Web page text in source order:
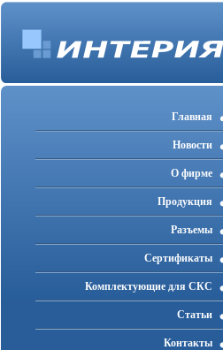
Главная
Новости
О фирме
Продукция
Разъемы
Cертификаты
Комплектующие для СКС
Статьи
Контакты